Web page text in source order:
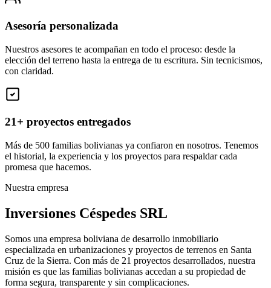
Asesoría personalizada
Nuestros asesores te acompañan en todo el proceso: desde la
elección del terreno hasta la entrega de tu escritura. Sin tecnicismos,
con claridad.
21+ proyectos entregados
Más de 500 familias bolivianas ya confiaron en nosotros. Tenemos
el historial, la experiencia y los proyectos para respaldar cada
promesa que hacemos.
Nuestra empresa
Inversiones Céspedes SRL
Somos una empresa boliviana de desarrollo inmobiliario
especializada en urbanizaciones y proyectos de terrenos en Santa
Cruz de la Sierra. Con más de 21 proyectos desarrollados, nuestra
misión es que las familias bolivianas accedan a su propiedad de
forma segura, transparente y sin complicaciones.